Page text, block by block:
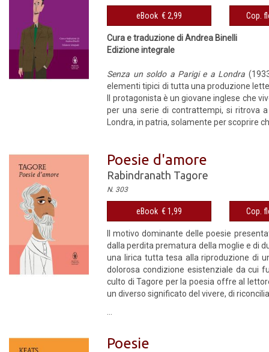
eBook € 2,99 Cop.
Cura e traduzione di Andrea Binelli
Edizione integrale
Senza un soldo a Parigi e a Londra
elementi tipici di tutta una produzione
Il protagonista è un giovane inglese che
per una serie di contrattempi, si ritrova
Londra, in patria, solamente per scoprire
Poesie d'amore
Rabindranath Tagore
N. 303
eBook € 1,99 Cop.
Il motivo dominante delle poesie
dalla perdita prematura della moglie e di
una lirica tutta tesa alla riproduzione di
dolorosa condizione esistenziale da cui
culto di Tagore per la poesia offre al
un diverso significato del vivere, di
Poesie